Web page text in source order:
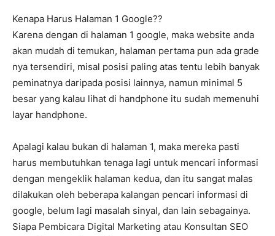
Kenapa Harus Halaman 1 Google??
Karena dengan di halaman 1 google, maka website anda
akan mudah di temukan, halaman pertama pun ada grade
nya tersendiri, misal posisi paling atas tentu lebih banyak
peminatnya daripada posisi lainnya, namun minimal 5
besar yang kalau lihat di handphone itu sudah memenuhi
layar handphone.
Apalagi kalau bukan di halaman 1, maka mereka pasti
harus membutuhkan tenaga lagi untuk mencari informasi
dengan mengeklik halaman kedua, dan itu sangat malas
dilakukan oleh beberapa kalangan pencari informasi di
google, belum lagi masalah sinyal, dan lain sebagainya.
Siapa Pembicara Digital Marketing atau Konsultan SEO